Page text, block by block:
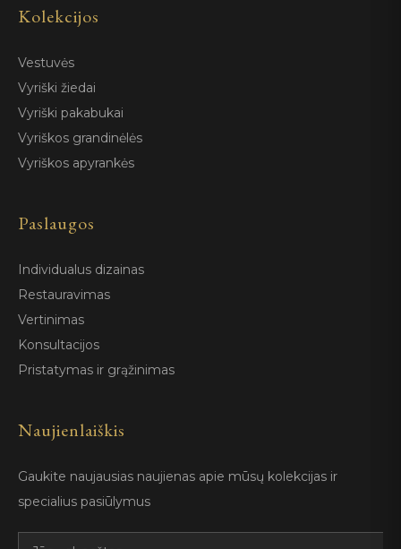
Kolekcijos
Vestuvės
Vyriški žiedai
Vyriški pakabukai
Vyriškos grandinėlės
Vyriškos apyrankės
Paslaugos
Individualus dizainas
Restauravimas
Vertinimas
Konsultacijos
Pristatymas ir grąžinimas
Naujienlaiškis
Gaukite naujausias naujienas apie mūsų kolekcijas ir
specialius pasiūlymus